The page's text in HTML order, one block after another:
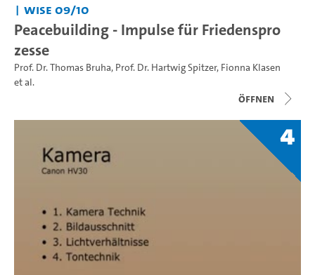
WiSe 09/10
Peacebuilding - Impulse für Friedenspro
zesse
Prof. Dr. Thomas Bruha, Prof. Dr. Hartwig Spitzer, Fionna Klasen
et al.
Öffnen
4